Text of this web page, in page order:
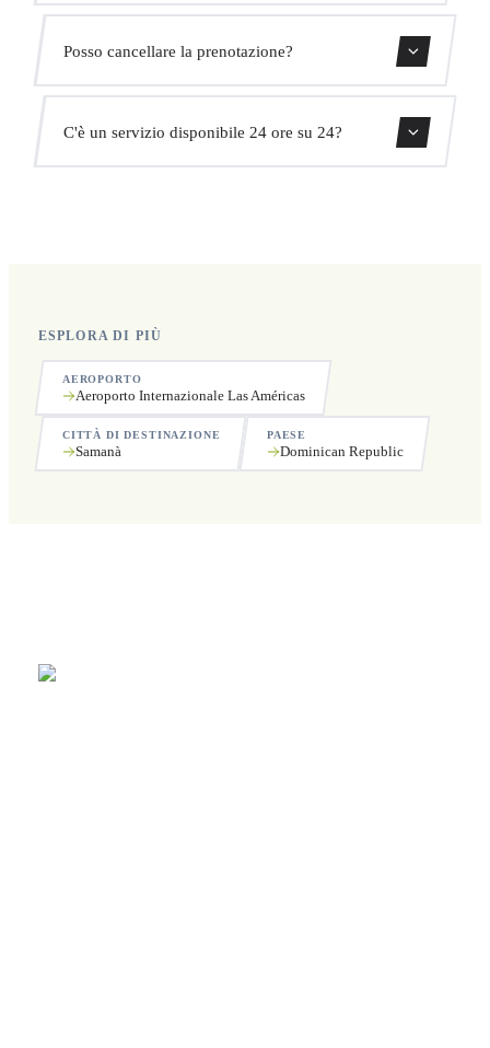
adatterà automaticamente l'orario di ritiro senza costi
aggiuntivi.
Posso cancellare la prenotazione?
Sì, puoi cancellare gratuitamente fino a 24 ore prima del
ritiro.
C'è un servizio disponibile 24 ore su 24?
ESPLORA DI PIÙ
AEROPORTO
Aeroporto Internazionale Las Américas
CITTÀ DI DESTINAZIONE
Samanà
PAESE
Dominican Republic